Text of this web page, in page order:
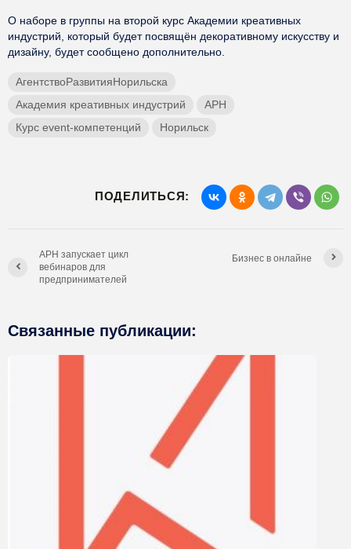
О наборе в группы на второй курс Академии креативных
индустрий, который будет посвящён декоративному искусству и
дизайну, будет сообщено дополнительно.
АгентствоРазвитияНорильска
Академия креативных индустрий
АРН
Курс event-компетенций
Норильск
ПОДЕЛИТЬСЯ:
АРН запускает цикл
вебинаров для
предпринимателей
Бизнес в онлайне
Связанные публикации: